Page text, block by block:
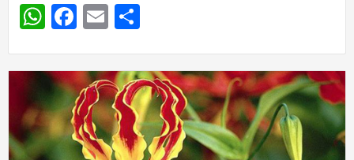
WhatsApp
Facebook
Email